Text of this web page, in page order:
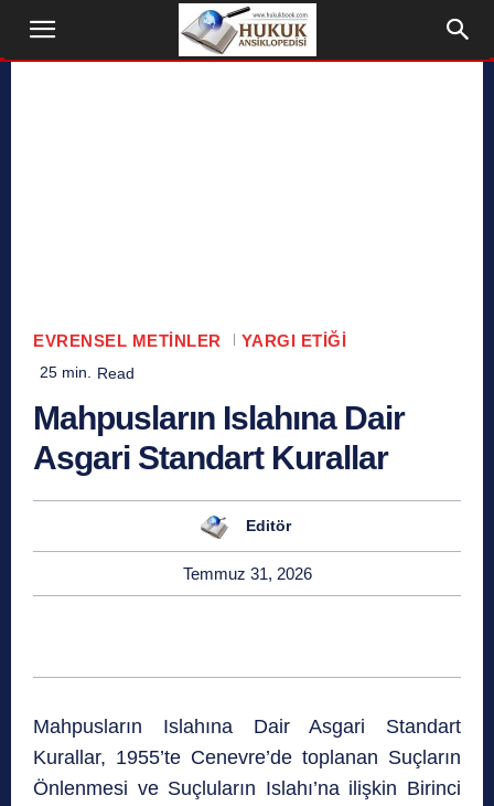
EVRENSEL METINLER YARGI ETIĞI
25 min. Read
Mahpusların Islahına Dair
Asgari Standart Kurallar
Editör
Temmuz 31, 2026
Mahpusların Islahına Dair Asgari Standart
Kurallar, 1955’te Cenevre’de toplanan Suçların
Önlenmesi ve Suçluların Islahı’na ilişkin Birinci